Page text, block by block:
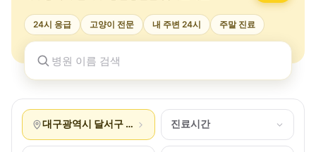
24시 응급 고양이 전문 내 주변 24시 주말 진료
대구광역시 달서구 월성동 진료시간